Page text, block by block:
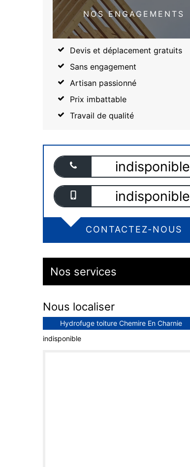
NOS ENGAGEMENTS
Devis et déplacement gratuits
Sans engagement
Artisan passionné
Prix imbattable
Travail de qualité
indisponible
indisponible
CONTACTEZ-NOUS
Nos services
Nous localiser
Hydrofuge toiture Chemire En Charnie
indisponible